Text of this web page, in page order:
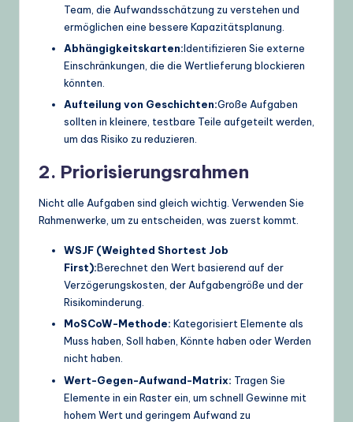
Team, die Aufwandsschätzung zu verstehen und
ermöglichen eine bessere Kapazitätsplanung.
Abhängigkeitskarten:Identifizieren Sie externe
Einschränkungen, die die Wertlieferung blockieren
könnten.
Aufteilung von Geschichten:Große Aufgaben
sollten in kleinere, testbare Teile aufgeteilt werden,
um das Risiko zu reduzieren.
2. Priorisierungsrahmen
Nicht alle Aufgaben sind gleich wichtig. Verwenden Sie
Rahmenwerke, um zu entscheiden, was zuerst kommt.
WSJF (Weighted Shortest Job
First):Berechnet den Wert basierend auf der
Verzögerungskosten, der Aufgabengröße und der
Risikominderung.
MoSCoW-Methode: Kategorisiert Elemente als
Muss haben, Soll haben, Könnte haben oder Werden
nicht haben.
Wert-Gegen-Aufwand-Matrix: Tragen Sie
Elemente in ein Raster ein, um schnell Gewinne mit
hohem Wert und geringem Aufwand zu